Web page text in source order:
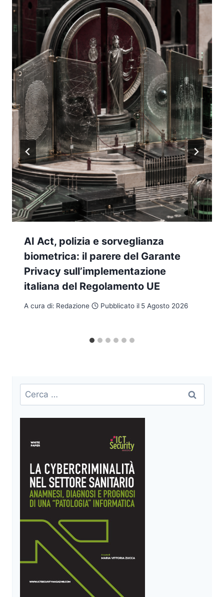
AI Act, polizia e sorveglianza
biometrica: il parere del Garante
Privacy sull’implementazione
italiana del Regolamento UE
A cura di: Redazione Pubblicato il 5 Agosto 2026
Ricerca
per: